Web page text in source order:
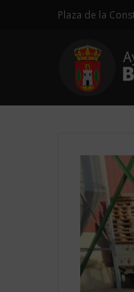
Plaza de la